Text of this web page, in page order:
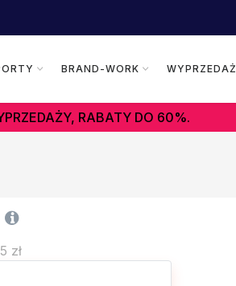
BRAND-WORK WYPRZEDAŻ
RABATY DO 60%.
zł